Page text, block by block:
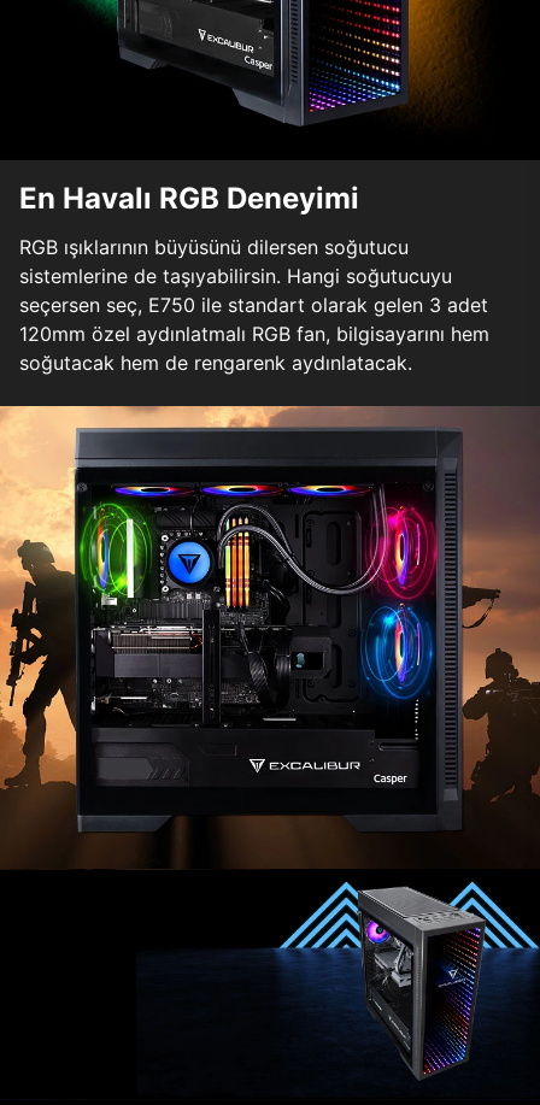
En Havalı RGB Deneyimi
RGB ışıklarının büyüsünü dilersen soğutucu
sistemlerine de taşıyabilirsin. Hangi soğutucuyu
seçersen seç, E750 ile standart olarak gelen 3 adet
120mm özel aydınlatmalı RGB fan, bilgisayarını hem
soğutacak hem de rengarenk aydınlatacak.